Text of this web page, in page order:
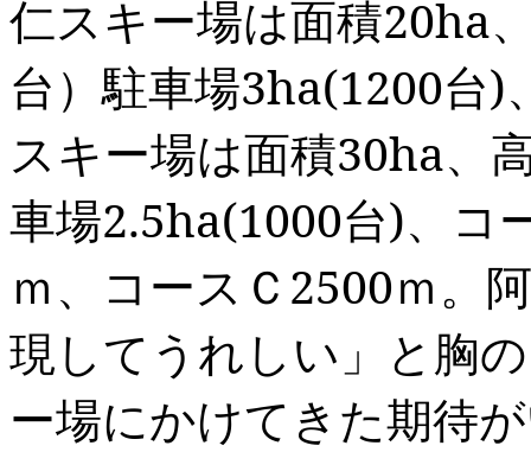
仁スキー場は面積20ha
台）駐車場3ha(1200台)
スキー場は面積30ha、
車場2.5ha(1000台)、コ
ｍ、コースＣ 2500ｍ。
現してうれしい」と胸
ー場にかけてきた期待